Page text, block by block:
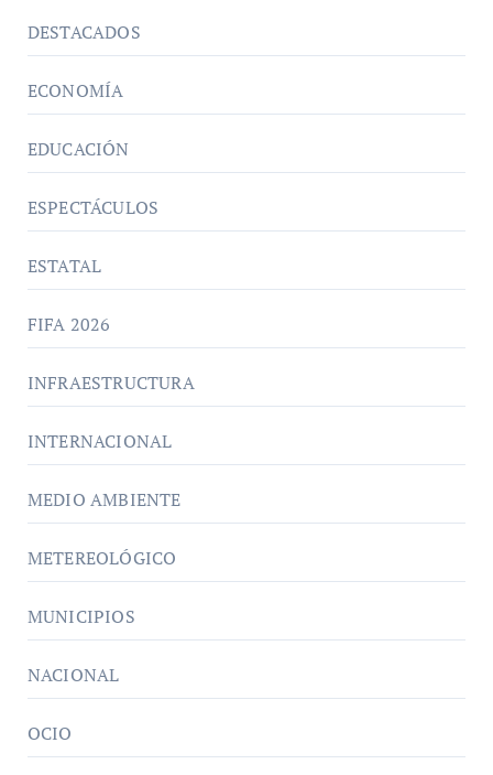
DESTACADOS
ECONOMÍA
EDUCACIÓN
ESPECTÁCULOS
ESTATAL
FIFA 2026
INFRAESTRUCTURA
INTERNACIONAL
MEDIO AMBIENTE
METEREOLÓGICO
MUNICIPIOS
NACIONAL
OCIO